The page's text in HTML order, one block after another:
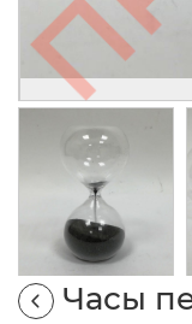
Часы